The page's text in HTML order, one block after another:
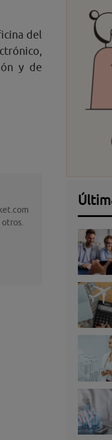
del
y de